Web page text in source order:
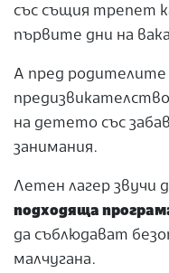
със същия трепет
първите дни на
А пред родителите
на детето със
занимания.
Летен лагер звучи
подходяща
да съблюдават
малчугана.